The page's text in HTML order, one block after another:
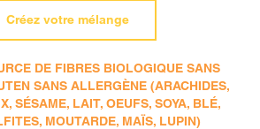
Créez votre mélange
DE FIBRES BIOLOGIQUE SANS
SANS ALLERGÈNE (ARACHIDES,
SÉSAME, LAIT, OEUFS, SOYA, BLÉ,
MOUTARDE, MAÏS, LUPIN)